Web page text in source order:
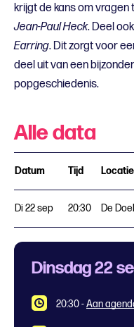
krijgt de kans om vragen
Jean-Paul Heck. Deel
Earring. Dit zorgt voor
deel uit van een
popgeschiedenis.
Alle data
Datum Tijd Locatie
Di 22 sep 20:30 De
Dinsdag 22
20:30-Aan